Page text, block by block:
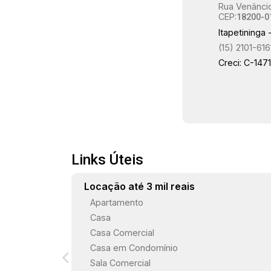
estacionamento, além de uma vaga de
funcionários. Este salão é uma
excelente opção para empresas que
Rua
CEP:18200-
Itapetininga
(15) 2101-
Creci: C-
Links Úteis
Locação até 3 mil reais
Apartamento
Casa
Casa Comercial
Casa em Condomínio
Sala Comercial